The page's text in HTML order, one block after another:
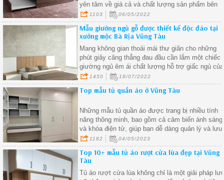
yên tâm về giá cả và chất lượng sản phẩm bên
xưởng đưa ra thị trường sử dụng. Hãy liên hệ
với chúng tôi ngay để được tư vấn và báo giá tốt
nhất.
1103 06/05/2022
Mẫu giường ngủ gỗ được thiết kế độc đáo tại
xưởng mộc Bà Rịa Vũng Tàu
Mang không gian thoải mái thư giãn cho những
phút giây căng thẳng đau đầu cần lắm một chiếc
giường ngủ êm ái chất lượng hỗ trợ giấc ngủ của
bạn và gia đình được ngon lành hơn.
1450 18/07/2022
Top mẫu tủ quần áo ở Vũng Tàu
Những mẫu tủ quần áo được trang bị nhiều tính
năng thông minh, bao gồm cả cảm biến ánh sáng
và khóa điện tử, giúp bạn dễ dàng quản lý và lưu
trữ quần áo một cách hiệu quả
1182 04/05/2023
Top 10+ mẫu tủ áo rượt cửa lùa đẹp tại Vũng
Tàu
Tủ áo rượt cửa lùa không chỉ là một giải pháp